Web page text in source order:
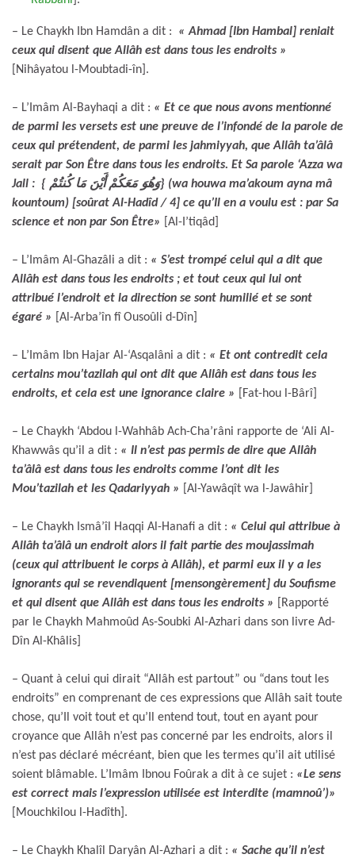
– Le Chaykh Ibn Hamdân a dit : « Ahmad [Ibn Hambal] reniait
ceux qui disent que Allâh est dans tous les endroits »
[Nihâyatou l-Moubtadi-în].
– L’Imâm Al-Bayhaqi a dit : « Et ce que nous avons mentionné
de parmi les versets est une preuve de l’infondé de la parole de
ceux qui prétendent, de parmi les jahmiyyah, que Allâh ta’âlâ
serait par Son Être dans tous les endroits. Et Sa parole ‘Azza wa
Jall : { وَهُوَ مَعَكُمْ أَيْنَ مَا كُنتُمْ} (wa houwa ma’akoum ayna mâ
kountoum) [soûrat Al-Hadîd / 4] ce qu’Il en a voulu est : par Sa
science et non par Son Être»
[Al-I’tiqâd]
– L’Imâm Al-Ghazâli a dit : « S’est trompé celui qui a dit que
Allâh est dans tous les endroits ; et tout ceux qui lui ont
attribué l’endroit et la direction se sont humilié et se sont
égaré »
[Al-Arba’în fî Ousoûli d-Dîn]
– L’Imâm Ibn Hajar Al-‘Asqalâni a dit : « Et ont contredit cela
certains mou’tazilah qui ont dit que Allâh est dans tous les
endroits, et cela est une ignorance claire »
[Fat-hou l-Bârî]
– Le Chaykh ‘Abdou l-Wahhâb Ach-Cha’râni rapporte de ‘Ali Al-
Khawwâs qu’il a dit : « Il n’est pas permis de dire que Allâh
ta’âlâ est dans tous les endroits comme l’ont dit les
Mou’tazilah et les Qadariyyah »
[Al-Yawâqît wa l-Jawâhir]
– Le Chaykh Ismâ’îl Haqqi Al-Hanafi a dit : « Celui qui attribue à
Allâh ta’âlâ un endroit alors il fait partie des moujassimah
(ceux qui attribuent le corps à Allâh), et parmi eux il y a les
ignorants qui se revendiquent [mensongèrement] du Soufisme
et qui disent que Allâh est dans tous les endroits »
[Rapporté
par le Chaykh Mahmoûd As-Soubki Al-Azhari dans son livre Ad-
Dîn Al-Khâlis]
– Quant à celui qui dirait “Allâh est partout” ou “dans tout les
endroits” en comprenant de ces expressions que Allâh sait toute
chose, qu’Il voit tout et qu’Il entend tout, tout en ayant pour
croyance que Allâh n’est pas concerné par les endroits, alors il
n’est pas déclaré mécréant, bien que les termes qu’il ait utilisé
soient blâmable. L’Imâm Ibnou Foûrak a dit à ce sujet : «Le sens
est correct mais l’expression utilisée est interdite (mamnoû’)»
[Mouchkilou l-Hadîth].
– Le Chaykh Khalîl Daryân Al-Azhari a dit : « Sache qu’il n’est